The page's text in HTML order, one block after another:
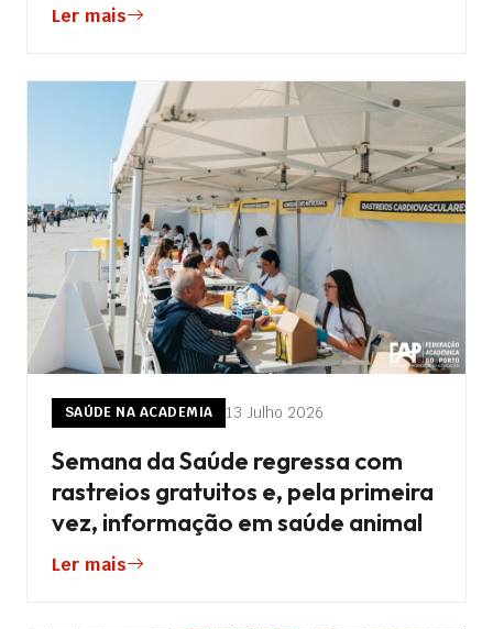
Ler mais
SAÚDE NA ACADEMIA 13 Julho 2026
Semana da Saúde regressa com
rastreios gratuitos e, pela primeira
vez, informação em saúde animal
Ler mais